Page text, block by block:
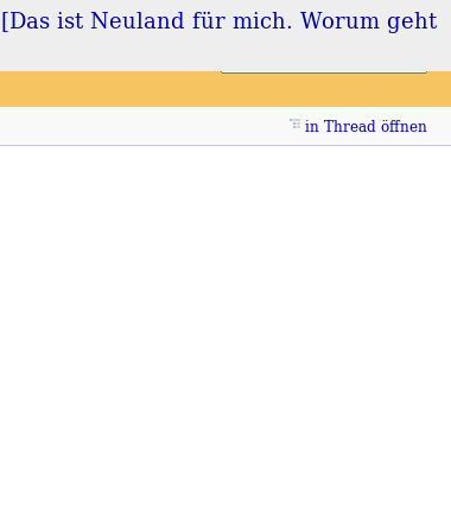
Login Registrieren
in Thread öffnen
[Das ist Neuland für mich. Worum geht